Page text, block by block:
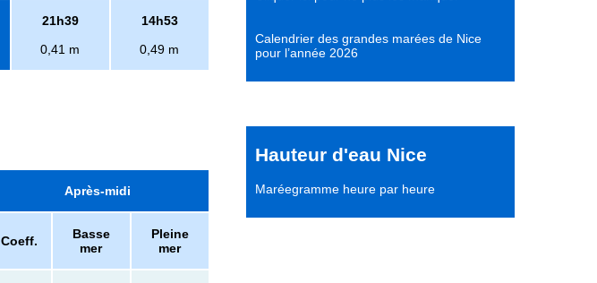
21h39
0,41 m
14h53
0,49 m
Après-midi
Coeff.
Basse
mer
Pleine
mer
Calendrier des grandes marées de Nice
pour l’année 2026
Hauteur d'eau Nice
Maréegramme heure par heure